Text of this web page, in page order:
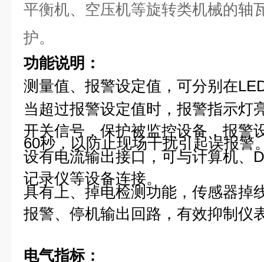
平衡机、空压机等旋转类机械的
护。
功能说明：
测量值、报警设定值，可分别在
当超过报警设定值时，报警指示灯
开关信号，保护被监控设备，报警
60秒，以防止现场干扰引起误报警
设有电流输出接口，可与计算机、
记录仪等设备连接。
具有上、掉电检测功能，传感器掉
报警、停机输出回路，有效抑制仪
电气指标：